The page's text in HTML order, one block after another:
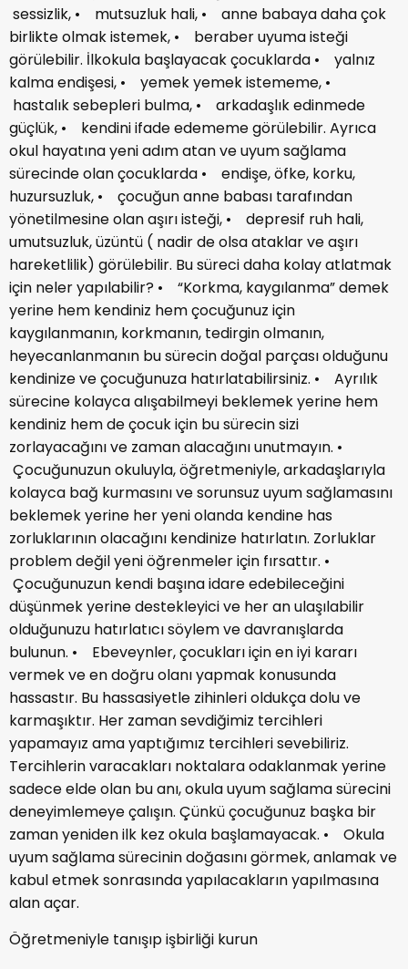
sessizlik, • mutsuzluk hali, • anne babaya daha çok
birlikte olmak istemek, • beraber uyuma isteği
görülebilir. İlkokula başlayacak çocuklarda • yalnız
kalma endişesi, • yemek yemek istememe, •
hastalık sebepleri bulma, • arkadaşlık edinmede
güçlük, • kendini ifade edememe görülebilir. Ayrıca
okul hayatına yeni adım atan ve uyum sağlama
sürecinde olan çocuklarda • endişe, öfke, korku,
huzursuzluk, • çocuğun anne babası tarafından
yönetilmesine olan aşırı isteği, • depresif ruh hali,
umutsuzluk, üzüntü ( nadir de olsa ataklar ve aşırı
hareketlilik) görülebilir. Bu süreci daha kolay atlatmak
için neler yapılabilir? • “Korkma, kaygılanma” demek
yerine hem kendiniz hem çocuğunuz için
kaygılanmanın, korkmanın, tedirgin olmanın,
heyecanlanmanın bu sürecin doğal parçası olduğunu
kendinize ve çocuğunuza hatırlatabilirsiniz. • Ayrılık
sürecine kolayca alışabilmeyi beklemek yerine hem
kendiniz hem de çocuk için bu sürecin sizi
zorlayacağını ve zaman alacağını unutmayın. •
Çocuğunuzun okuluyla, öğretmeniyle, arkadaşlarıyla
kolayca bağ kurmasını ve sorunsuz uyum sağlamasını
beklemek yerine her yeni olanda kendine has
zorluklarının olacağını kendinize hatırlatın. Zorluklar
problem değil yeni öğrenmeler için fırsattır. •
Çocuğunuzun kendi başına idare edebileceğini
düşünmek yerine destekleyici ve her an ulaşılabilir
olduğunuzu hatırlatıcı söylem ve davranışlarda
bulunun. • Ebeveynler, çocukları için en iyi kararı
vermek ve en doğru olanı yapmak konusunda
hassastır. Bu hassasiyetle zihinleri oldukça dolu ve
karmaşıktır. Her zaman sevdiğimiz tercihleri
yapamayız ama yaptığımız tercihleri sevebiliriz.
Tercihlerin varacakları noktalara odaklanmak yerine
sadece elde olan bu anı, okula uyum sağlama sürecini
deneyimlemeye çalışın. Çünkü çocuğunuz başka bir
zaman yeniden ilk kez okula başlamayacak. • Okula
uyum sağlama sürecinin doğasını görmek, anlamak ve
kabul etmek sonrasında yapılacakların yapılmasına
alan açar.
Öğretmeniyle tanışıp işbirliği kurun